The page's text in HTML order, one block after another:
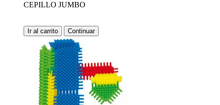
CEPILLO JUMBO
Ir al carrito Continuar